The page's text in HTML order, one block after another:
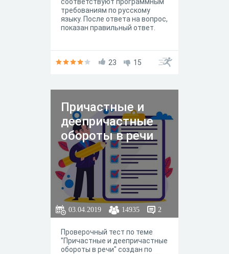
требованиям по русскому
языку. После ответа на вопрос,
показан правильный ответ.
23 15
Причастные и
деепричастные
обороты в речи
03.04.2019 14935 2
Проверочный тест по теме
"Причастные и деепричастные
обороты в речи" создан по